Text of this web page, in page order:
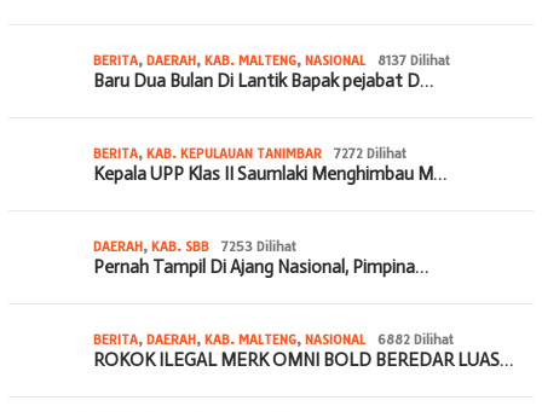
BERITA, DAERAH, KAB. MALTENG, NASIONAL 8137 Dilihat
Baru Dua Bulan Di Lantik Bapak pejabat D…
BERITA, KAB. KEPULAUAN TANIMBAR 7272 Dilihat
Kepala UPP Klas II Saumlaki Menghimbau M…
DAERAH, KAB. SBB 7253 Dilihat
Pernah Tampil Di Ajang Nasional, Pimpina…
BERITA, DAERAH, KAB. MALTENG, NASIONAL 6882 Dilihat
ROKOK ILEGAL MERK OMNI BOLD BEREDAR LUAS…